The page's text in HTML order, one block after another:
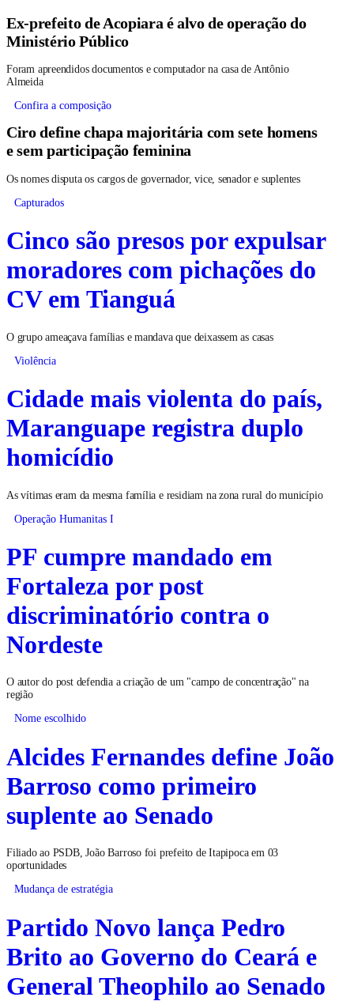
Ex-prefeito de Acopiara é alvo de operação do
Ministério Público
Foram apreendidos documentos e computador na casa de Antônio
Almeida
Confira a composição
Ciro define chapa majoritária com sete homens
e sem participação feminina
Os nomes disputa os cargos de governador, vice, senador e suplentes
Capturados
Cinco são presos por expulsar
moradores com pichações do
CV em Tianguá
O grupo ameaçava famílias e mandava que deixassem as casas
Violência
Cidade mais violenta do país,
Maranguape registra duplo
homicídio
As vítimas eram da mesma família e residiam na zona rural do município
Operação Humanitas I
PF cumpre mandado em
Fortaleza por post
discriminatório contra o
Nordeste
O autor do post defendia a criação de um "campo de concentração" na
região
Nome escolhido
Alcides Fernandes define João
Barroso como primeiro
suplente ao Senado
Filiado ao PSDB, João Barroso foi prefeito de Itapipoca em 03
oportunidades
Mudança de estratégia
Partido Novo lança Pedro
Brito ao Governo do Ceará e
General Theophilo ao Senado